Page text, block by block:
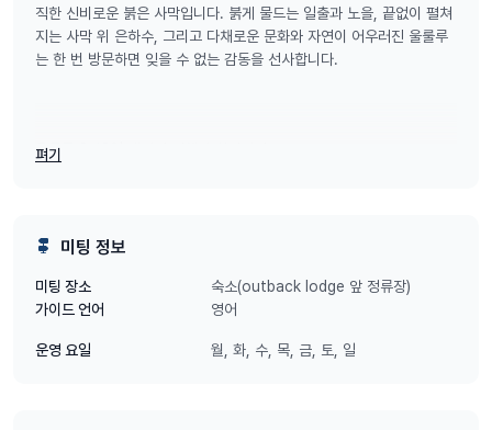
직한 신비로운 붉은 사막입니다. 붉게 물드는 일출과 노을, 끝없이 펼쳐
지는 사막 위 은하수, 그리고 다채로운 문화와 자연이 어우러진 울룰루
는 한 번 방문하면 잊을 수 없는 감동을 선사합니다.
울룰루 2박3일 패키지 여행의 하이라이트:
Field of Light: 사막의 밤을 수놓는 5만 개의 빛, 황홀한 야경 감상
아, 시간 제한이 있는 여행자에게도 완벽한 경험을 제공합니다.
펴기
미팅 정보
미팅 장소
숙소(outback lodge 앞 정류장)
가이드 언어
영어
운영 요일 월, 화, 수, 목, 금, 토, 일